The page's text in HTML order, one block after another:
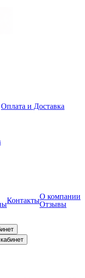
Оплата и Доставка
КонтактыО компании
Отзывы